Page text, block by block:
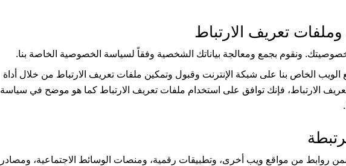
ونقوم بجمع ومعالجة بياناتك الشخصية وفقاً لسياسة الخصوصية الخاصة بنا.
الخاص بنا على شبكة الإنترنت وقبول وتمكين ملفات تعريف الارتباط من خلال أداة
الارتباط، فإنك توافق على استخدام ملفات تعريف الارتباط كما هو موضح في سياسة
روابط من مواقع ويب أخرى، وتطبيقات رقمية، ومنصات الوسائط الاجتماعية، ومصادر